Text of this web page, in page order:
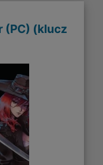
(PC) (klucz